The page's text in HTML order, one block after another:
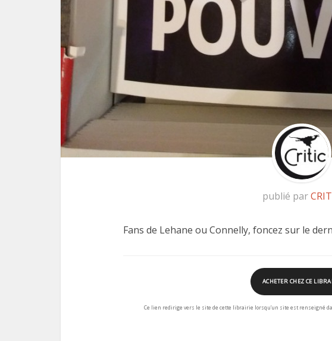
publié par
Fans de Lehane ou Connelly, foncez sur le
ACHETER CHEZ CE
Ce lien redirige vers le site de cette librairie lorsqu’un site est renseigné